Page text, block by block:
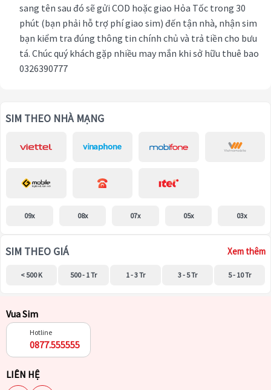
sang tên sau đó sẽ gửi COD hoặc giao Hỏa Tốc trong 30
phút (bạn phải hỗ trợ phí giao sim) đến tận nhà, nhận sim
bạn kiểm tra đúng thông tin chính chủ và trả tiền cho bưu
tá. Chúc quý khách gặp nhiều may mắn khi sở hữu thuê bao
0326390777
SIM THEO NHÀ MẠNG
09x 08x 07x 05x 03x
SIM THEO GIÁ Xem thêm
< 500 K 500 - 1 Tr 1 - 3 Tr 3 - 5 Tr 5 - 10 Tr
Vua Sim
Hotline
0877.555555
LIÊN HỆ